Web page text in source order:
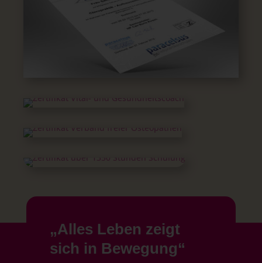
„Alles Leben zeigt
sich in Bewegung“